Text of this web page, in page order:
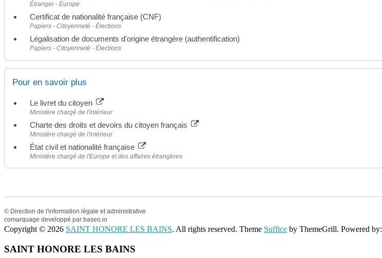
Étranger - Europe
Certificat de nationalité française (CNF)
Papiers - Citoyenneté - Élections
Légalisation de documents d'origine étrangère (authentification)
Papiers - Citoyenneté - Élections
Pour en savoir plus
Le livret du citoyen
Ministère chargé de l'intérieur
Charte des droits et devoirs du citoyen français
Ministère chargé de l'intérieur
État civil et nationalité française
Ministère chargé de l'Europe et des affaires étrangères
© Direction de l'information légale et administrative
comarquage developpé par baseo.io
Copyright © 2026 SAINT HONORE LES BAINS. All rights reserved. Theme Suffice by ThemeGrill. Powered by:
SAINT HONORE LES BAINS